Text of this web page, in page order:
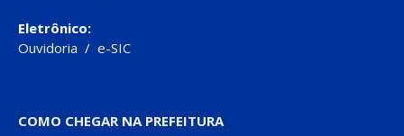
Eletrônico:
Ouvidoria / e-SIC
COMO CHEGAR NA PREFEITURA